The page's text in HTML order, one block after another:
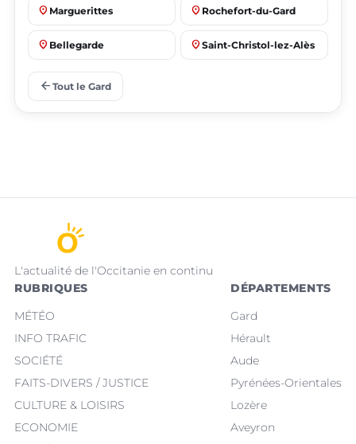
place Marguerittes place Rochefort-du-Gard
place Bellegarde place Saint-Christol-lez-Alès
place
arrow_back Tout le Gard
L'actualité de l'Occitanie en continu
RUBRIQUES
MÉTÉO
INFO TRAFIC
SOCIÉTÉ
FAITS-DIVERS / JUSTICE
CULTURE & LOISIRS
ECONOMIE
DÉPARTEMENTS
Gard
Hérault
Aude
Pyrénées-Orientales
Lozère
Aveyron